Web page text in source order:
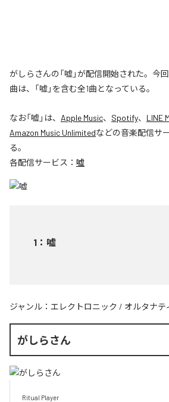
がしらさんの「嘘」が配信開始された。今
曲は、「嘘」を含む全1曲となっている。
なお「嘘」は、 Apple Music、 Spotify、 LINE
Amazon Music Unlimitedなどの音楽配信サ
る。
各配信サービス： 嘘
1 ： 嘘
ジャンル： エレクトロニック / オルタナテ
がしらさん
Ritual Player